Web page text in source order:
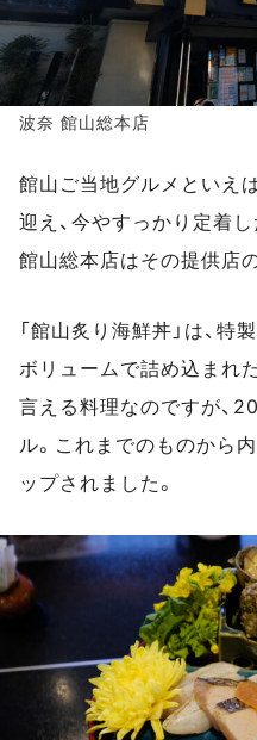
波奈 館山総本店
館山ご当地グルメといえ
迎え、今やすっかり定着し
館山総本店はその提供店
「館山炙り海鮮丼」は、
ボリュームで詰め込まれ
言える料理なのですが、
ル。これまでのものから
ップされました。